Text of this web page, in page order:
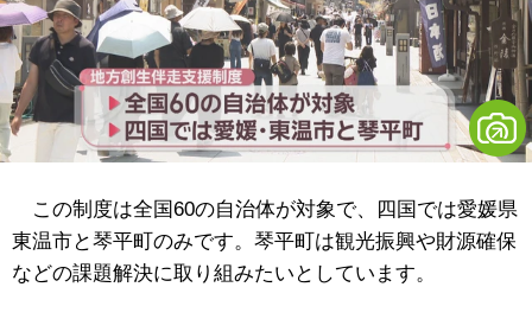
この制度は全国60の自治体が対象で、四国では愛媛県
東温市と琴平町のみです。琴平町は観光振興や財源確保
などの課題解決に取り組みたいとしています。